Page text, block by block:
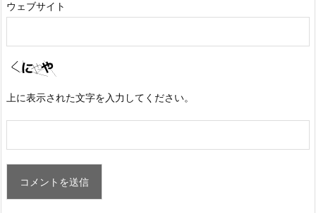
ウェブサイト
上に表示された文字を入力してください。